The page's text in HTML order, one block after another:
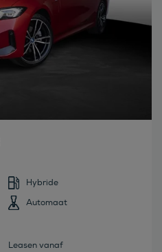
Hybride
Automaat
Leasen vanaf